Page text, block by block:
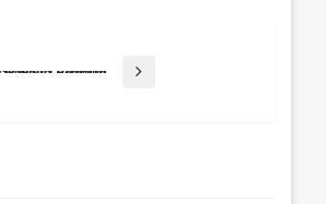
Pemkot Balikpapan Kaji Dampak Lalu Lintas Sebelum Tambah Distribusi Pertalite